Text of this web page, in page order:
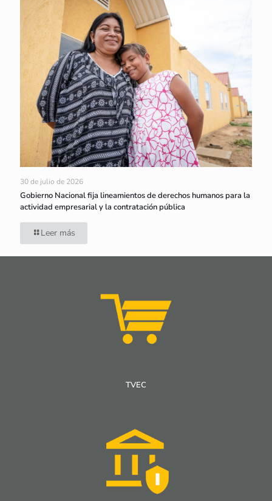
30 de julio de 2026
Gobierno Nacional fija lineamientos de derechos humanos para la
actividad empresarial y la contratación pública
Leer más
TVEC